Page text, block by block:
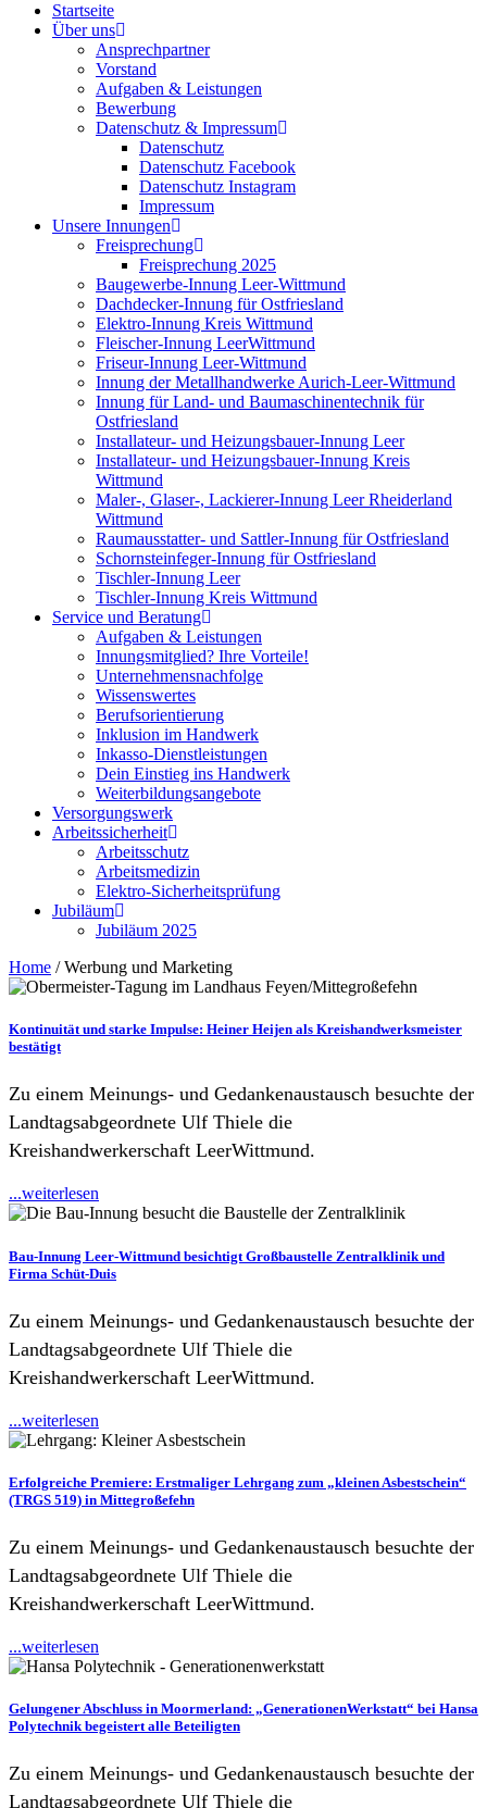
Startseite
Über uns
Ansprechpartner
Vorstand
Aufgaben & Leistungen
Bewerbung
Datenschutz & Impressum
Datenschutz
Datenschutz Facebook
Datenschutz Instagram
Impressum
Unsere Innungen
Freisprechung
Freisprechung 2025
Baugewerbe-Innung Leer-Wittmund
Dachdecker-Innung für Ostfriesland
Elektro-Innung Kreis Wittmund
Fleischer-Innung LeerWittmund
Friseur-Innung Leer-Wittmund
Innung der Metallhandwerke Aurich-Leer-Wittmund
Innung für Land- und Baumaschinentechnik für
Ostfriesland
Installateur- und Heizungsbauer-Innung Leer
Installateur- und Heizungsbauer-Innung Kreis
Wittmund
Maler-, Glaser-, Lackierer-Innung Leer Rheiderland
Wittmund
Raumausstatter- und Sattler-Innung für Ostfriesland
Schornsteinfeger-Innung für Ostfriesland
Tischler-Innung Leer
Tischler-Innung Kreis Wittmund
Service und Beratung
Aufgaben & Leistungen
Innungsmitglied? Ihre Vorteile!
Unternehmensnachfolge
Wissenswertes
Berufsorientierung
Inklusion im Handwerk
Inkasso-Dienstleistungen
Dein Einstieg ins Handwerk
Weiterbildungsangebote
Versorgungswerk
Arbeitssicherheit
Arbeitsschutz
Arbeitsmedizin
Elektro-Sicherheitsprüfung
Jubiläum
Jubiläum 2025
Home / Werbung und Marketing
Kontinuität und starke Impulse: Heiner Heijen als Kreishandwerksmeister
bestätigt
Zu einem Meinungs- und Gedankenaustausch besuchte der
Landtagsabgeordnete Ulf Thiele die
Kreishandwerkerschaft LeerWittmund.
...weiterlesen
Bau-Innung Leer-Wittmund besichtigt Großbaustelle Zentralklinik und
Firma Schüt-Duis
Zu einem Meinungs- und Gedankenaustausch besuchte der
Landtagsabgeordnete Ulf Thiele die
Kreishandwerkerschaft LeerWittmund.
...weiterlesen
Erfolgreiche Premiere: Erstmaliger Lehrgang zum „kleinen Asbestschein“
(TRGS 519) in Mittegroßefehn
Zu einem Meinungs- und Gedankenaustausch besuchte der
Landtagsabgeordnete Ulf Thiele die
Kreishandwerkerschaft LeerWittmund.
...weiterlesen
Gelungener Abschluss in Moormerland: „GenerationenWerkstatt“ bei Hansa
Polytechnik begeistert alle Beteiligten
Zu einem Meinungs- und Gedankenaustausch besuchte der
Landtagsabgeordnete Ulf Thiele die